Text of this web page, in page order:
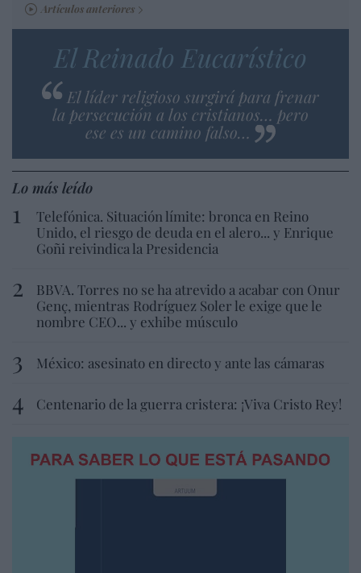
Artículos anteriores
El Reinado Eucarístico
El líder religioso surgirá para frenar
la persecución a los cristianos… pero
ese es un camino falso…
Lo más leído
Telefónica. Situación límite: bronca en Reino
Unido, el riesgo de deuda en el alero... y Enrique
Goñi reivindica la Presidencia
BBVA. Torres no se ha atrevido a acabar con Onur
Genç, mientras Rodríguez Soler le exige que le
nombre CEO... y exhibe músculo
México: asesinato en directo y ante las cámaras
Centenario de la guerra cristera: ¡Viva Cristo Rey!